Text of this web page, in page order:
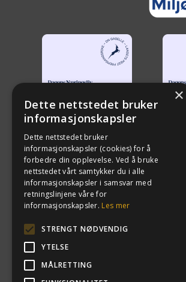
En del av AF Gruppen
×
Dette nettstedet bruker
informasjonskapsler
Dette nettstedet bruker
informasjonskapsler (cookies) for å
forbedre din opplevelse. Ved å bruke
nettstedet vårt samtykker du i alle
informasjonskapsler i samsvar med
retningslinjene våre for
informasjonskapsler. Les mer
STRENGT NØDVENDIG
YTELSE
MÅLRETTING